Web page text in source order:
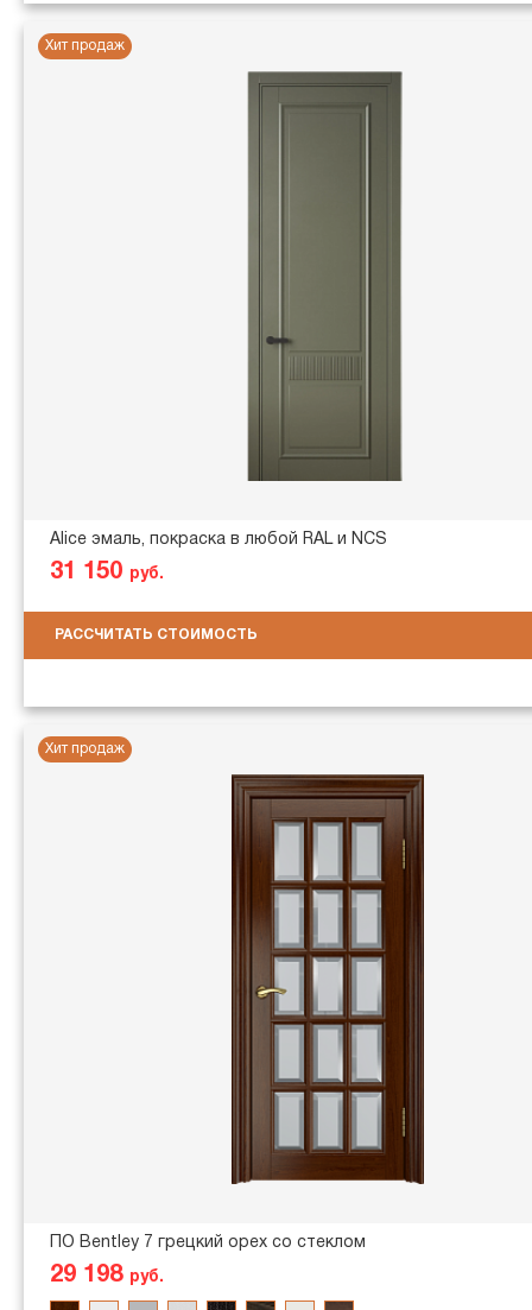
Хит продаж
Alice эмаль, покраска в любой RAL и NCS
31 150 руб.
РАССЧИТАТЬ СТОИМОСТЬ
Хит продаж
ПО Bentley 7 грецкий орех со стеклом
29 198 руб.